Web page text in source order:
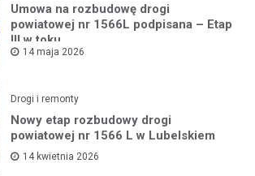
Umowa na rozbudowę drogi
powiatowej nr 1566L podpisana – Etap
III w toku
14 maja 2026
Drogi i remonty
Nowy etap rozbudowy drogi
powiatowej nr 1566 L w Lubelskiem
14 kwietnia 2026